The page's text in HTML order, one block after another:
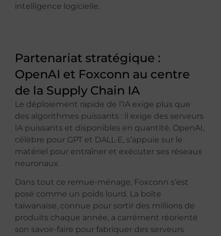
intelligence logicielle.
Partenariat stratégique :
OpenAI et Foxconn au centre
de la Supply Chain IA
Le déploiement rapide de l’IA exige plus que
des algorithmes puissants : il exige des serveurs
IA puissants et disponibles en quantité. OpenAI,
célèbre pour GPT et DALL·E, s’appuie sur le
matériel pour entraîner et exécuter ses réseaux
neuronaux.
Dans tout ce remue-ménage, Foxconn s’est
posé comme un poids lourd. La boîte
taïwanaise, connue pour sortir des millions de
produits chaque année, a carrément réorienté
son savoir-faire pour fabriquer des serveurs